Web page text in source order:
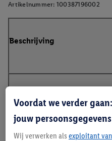
Artikelnummer: 100387196002
Beschrijving
Voordat we verder
jouw persoonsgegevens
Wij verwerken als exploitant